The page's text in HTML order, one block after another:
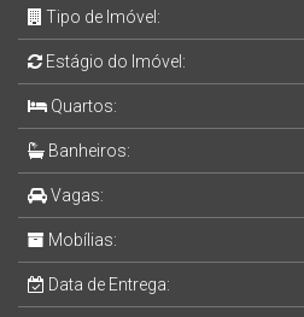
Tipo de Imóvel:
Estágio do Imóvel:
Quartos:
Banheiros:
Vagas:
Mobílias:
Data de Entrega: